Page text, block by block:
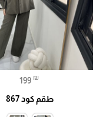
199 ₪
طقم كود 867